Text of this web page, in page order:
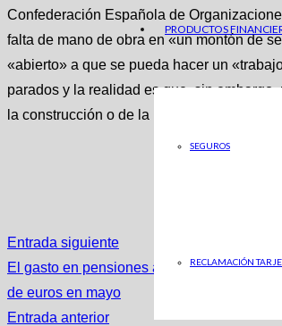
PRODUCTOS
SEGUROS
RECLAMACIÓN
Confederación Española de
falta de mano de obra en «un montón de
«abierto» a que se pueda hacer un
parados y la realidad es que, sin
la construcción o de la hostelería»,
Entrada siguiente
El gasto en pensiones anota otro récord
de euros en mayo
Entrada anterior